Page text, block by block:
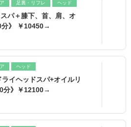
足裏・リフレ ヘッド
パ＋膝下、首、肩、オ
分》 ￥10450→
ヘッド
イヘッドスパ+オイルリ
分》￥12100→